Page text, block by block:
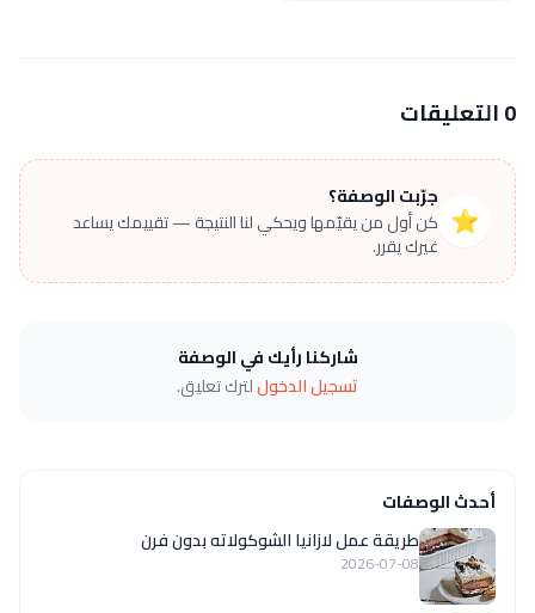
0 التعليقات
⭐
جرّبت الوصفة؟
كن أول من يقيّمها ويحكي لنا النتيجة — تقييمك يساعد
غيرك يقرر.
شاركنا رأيك في الوصفة
تسجيل الدخوللترك تعليق.
أحدث الوصفات
طريقة عمل لازانيا الشوكولاته بدون فرن
2026-07-08